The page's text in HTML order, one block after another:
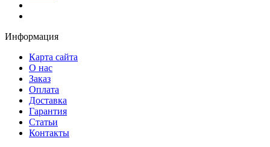
Информация
Карта сайта
О нас
Заказ
Оплата
Доставка
Гарантия
Статьи
Контакты